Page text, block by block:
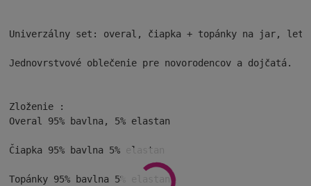
Univerzálny set: overal, čiapka + topánky na jar,
Jednovrstvové oblečenie pre novorodencov a dojčatá.
Zloženie :
Overal 95% bavlna, 5% elastan
Čiapka 95% bavlna 5% elastan
Topánky 95% bavlna 5% elastan